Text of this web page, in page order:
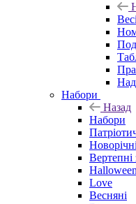
Набори
Назад
Набори
Новорічні
Вертепні
Halloween
Love
Весняні